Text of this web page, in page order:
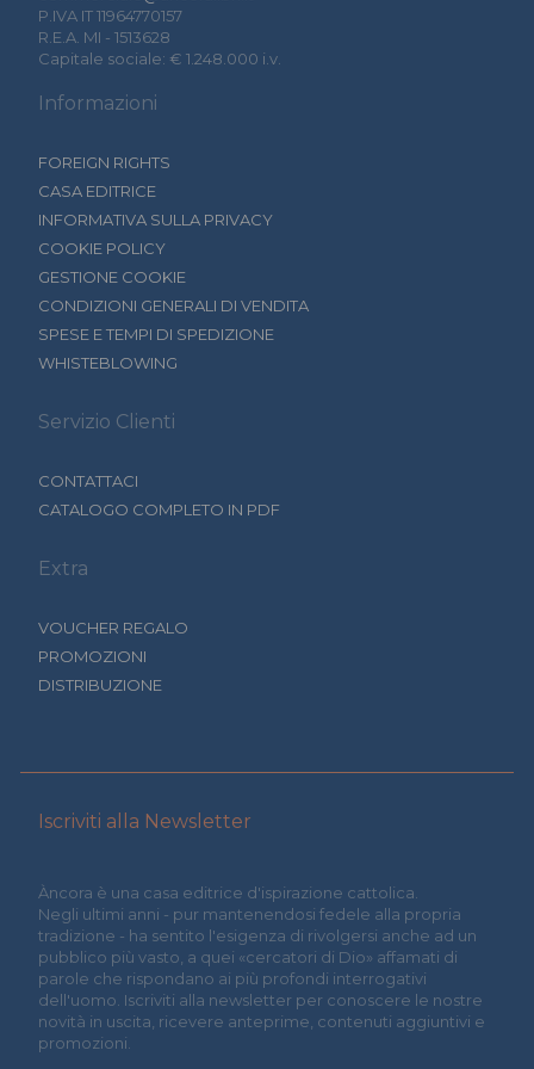
P.IVA IT 11964770157
R.E.A. MI - 1513628
Capitale sociale: € 1.248.000 i.v.
Informazioni
FOREIGN RIGHTS
CASA EDITRICE
INFORMATIVA SULLA PRIVACY
COOKIE POLICY
GESTIONE COOKIE
CONDIZIONI GENERALI DI VENDITA
SPESE E TEMPI DI SPEDIZIONE
WHISTEBLOWING
Servizio Clienti
CONTATTACI
CATALOGO COMPLETO IN PDF
Extra
VOUCHER REGALO
PROMOZIONI
DISTRIBUZIONE
Iscriviti alla Newsletter
Àncora è una casa editrice d'ispirazione cattolica.
Negli ultimi anni - pur mantenendosi fedele alla propria
tradizione - ha sentito l'esigenza di rivolgersi anche ad un
pubblico più vasto, a quei «cercatori di Dio» affamati di
parole che rispondano ai più profondi interrogativi
dell'uomo. Iscriviti alla newsletter per conoscere le nostre
novità in uscita, ricevere anteprime, contenuti aggiuntivi e
promozioni.